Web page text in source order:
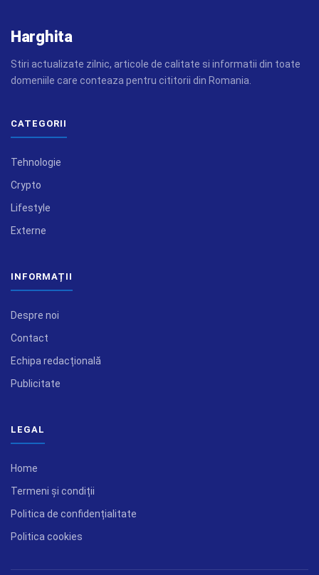
Harghita
Stiri actualizate zilnic, articole de calitate si informatii din toate
domeniile care conteaza pentru cititorii din Romania.
CATEGORII
Tehnologie
Crypto
Lifestyle
Externe
INFORMAȚII
Despre noi
Contact
Echipa redacțională
Publicitate
LEGAL
Home
Termeni și condiții
Politica de confidențialitate
Politica cookies